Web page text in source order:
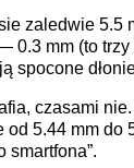
zaledwie
mm (to
spocone
czasami
5.44 mm do
smartfona”.